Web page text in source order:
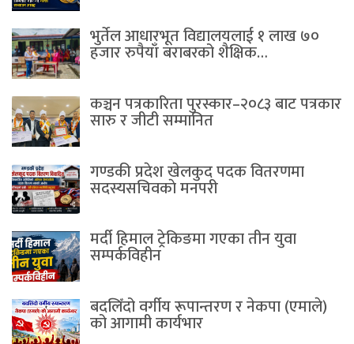
भुर्तेल आधारभूत विद्यालयलाई १ लाख ७०
हजार रुपैयाँ बराबरको शैक्षिक…
कञ्चन पत्रकारिता पुरस्कार–२०८३ बाट पत्रकार
सारु र जीटी सम्मानित
गण्डकी प्रदेश खेलकुद पदक वितरणमा
सदस्यसचिवकाे मनपरी
मर्दी हिमाल ट्रेकिङमा गएका तीन युवा
सम्पर्कविहीन
बदलिँदो वर्गीय रूपान्तरण र नेकपा (एमाले)
को आगामी कार्यभार